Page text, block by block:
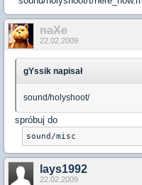
naXe
22.02.2009
gYssik napisał
sound/holyshoot/
spróbuj do
sound/misc
lays1992
22.02.2009